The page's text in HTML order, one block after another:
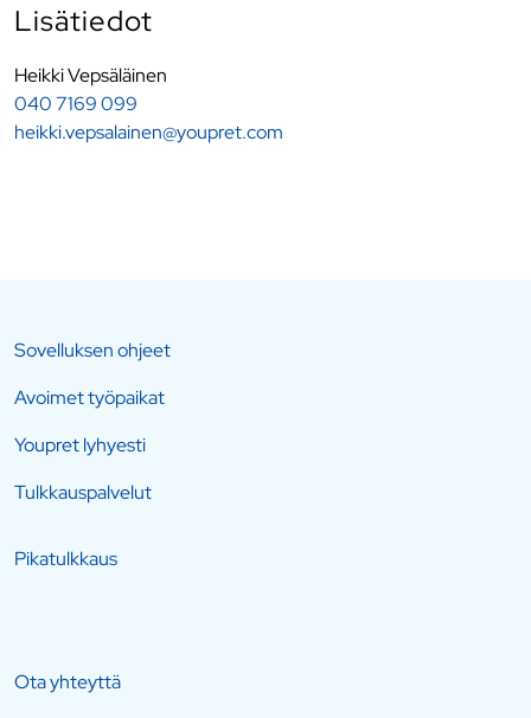
Lisätiedot
Heikki Vepsäläinen
040 7169 099
heikki.vepsalainen@youpret.com
Sovelluksen ohjeet
Avoimet työpaikat
Youpret lyhyesti
Tulkkauspalvelut
Pikatulkkaus
Ota yhteyttä